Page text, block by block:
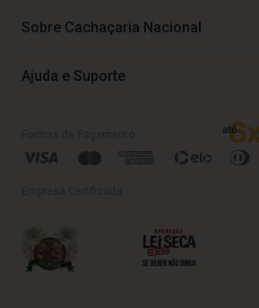
Sobre Cachaçaria Nacional
Ajuda e Suporte